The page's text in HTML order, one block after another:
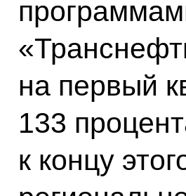
на первый
133
к концу